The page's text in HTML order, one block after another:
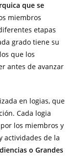
que se
miembros
etapas
grado tiene su
que los
antes de avanzar
en logias, que
Cada logia
los miembros y
actividades de la
o Grandes